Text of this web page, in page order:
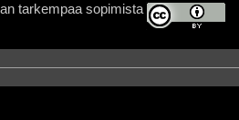
tarkempaa sopimista